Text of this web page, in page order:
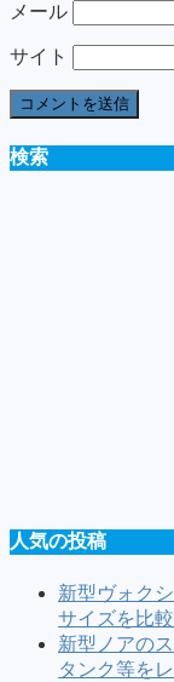
メール
サイト
検索
人気の投稿
新型ヴォク
サイズを比較
新型ノアの
タンク等を